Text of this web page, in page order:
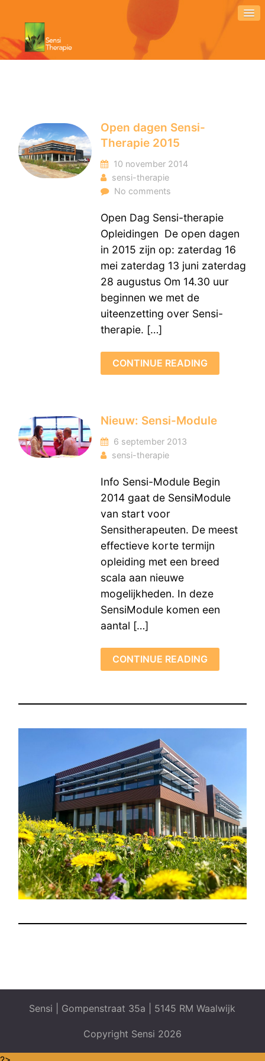
Open dagen Sensi-
Therapie 2015
10 november 2014
sensi-therapie
No comments
Open Dag Sensi-therapie
Opleidingen De open dagen
in 2015 zijn op: zaterdag 16
mei zaterdag 13 juni zaterdag
28 augustus Om 14.30 uur
beginnen we met de
uiteenzetting over Sensi-
therapie. […]
CONTINUE READING
Nieuw: Sensi-Module
6 september 2013
sensi-therapie
Info Sensi-Module Begin
2014 gaat de SensiModule
van start voor
Sensitherapeuten. De meest
effectieve korte termijn
opleiding met een breed
scala aan nieuwe
mogelijkheden. In deze
SensiModule komen een
aantal […]
CONTINUE READING
Sensi | Gompenstraat 35a | 5145 RM Waalwijk
Copyright Sensi 2026